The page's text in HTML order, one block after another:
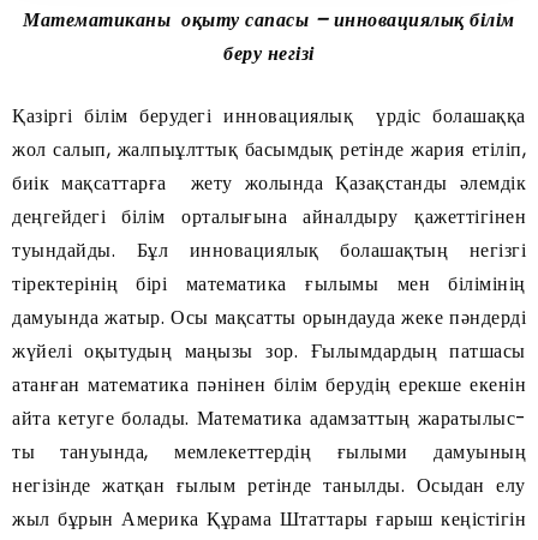
Математиканы оқыту сапасы – инновациялықбілім
беру негізі
Қазіргі білім берудегі инно­ва­циялық үрдіс болашаққа
жол салып, жал­пы­ұлттық басымдық ретінде жария етіліп,
биік мақсаттарға жету жо­лын­да Қа­зақстанды әлемдік
дең­гей­дегі білім орталығына айнал­дыру қажет­тігінен
туындайды. Бұл инновациялық болашақтың негізгі
тіректерінің бірі математика ғылымы мен білімінің
дамуын­да жатыр. Осы мақсатты орын­дау­да жеке пәндерді
жүйелі оқытудың маңызы зор. Ғылымдардың патшасы
атанған математика пәнінен білім берудің ерекше екенін
айта кетуге болады. Математика адамзаттың жараты­лыс­
ты тануында, мемлекеттердің ғы­лыми дамуының
негізінде жатқан ғылым ретінде танылды. Осыдан елу
жыл бұрын Америка Құрама Штаттары ғарыш кеңістігін